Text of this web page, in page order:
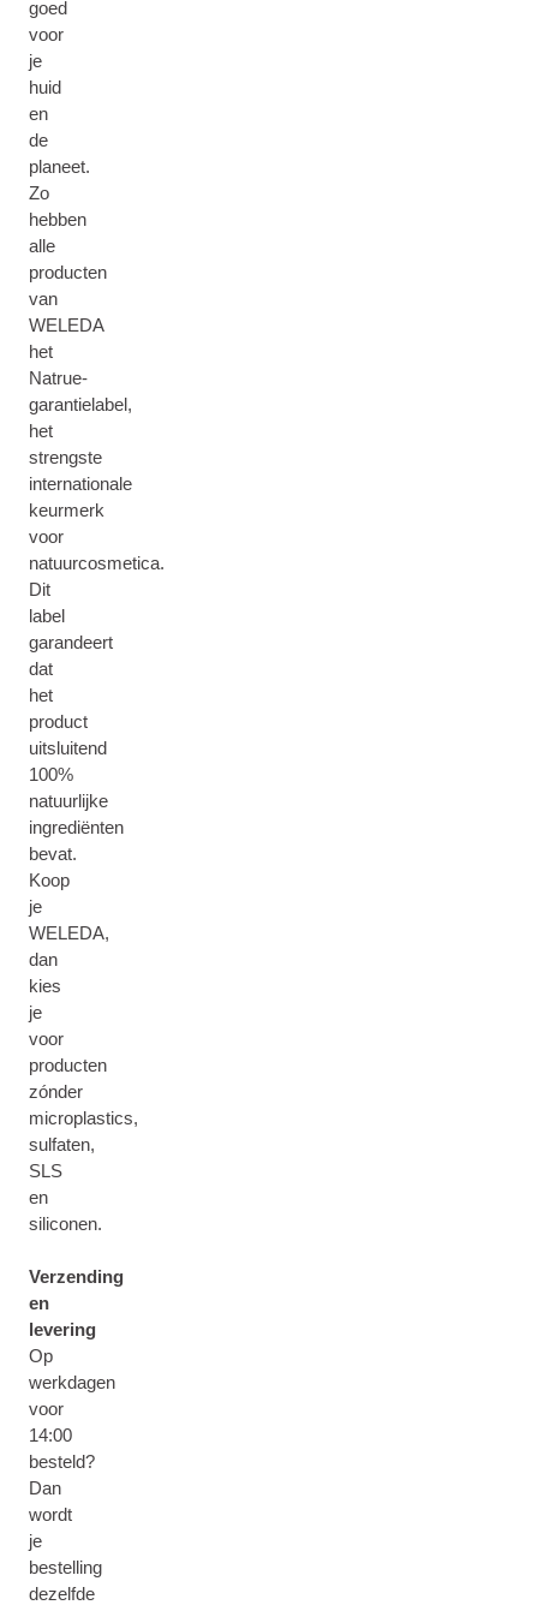
goed
voor
je
huid
en
de
planeet.
Zo
hebben
alle
producten
van
WELEDA
het
Natrue-
garantielabel,
het
strengste
internationale
keurmerk
voor
natuurcosmetica.
Dit
label
garandeert
dat
het
product
uitsluitend
100%
natuurlijke
ingrediënten
bevat.
Koop
je
WELEDA,
dan
kies
je
voor
producten
zónder
microplastics,
sulfaten,
SLS
en
siliconen.
Verzending
en
levering
Op
werkdagen
voor
14:00
besteld?
Dan
wordt
je
bestelling
dezelfde